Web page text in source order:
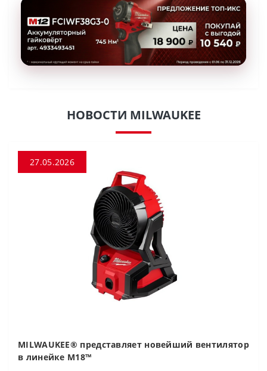
НОВОСТИ MILWAUKEE
27.05.2026
MILWAUKEE® представляет новейший вентилятор
в линейке M18™